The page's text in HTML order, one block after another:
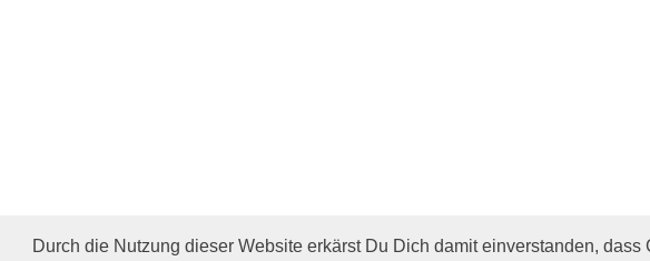
Durch die Nutzung dieser Website erkärst Du Dich damit einverstanden,